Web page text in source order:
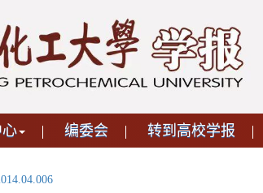
编委会 转到高校学报